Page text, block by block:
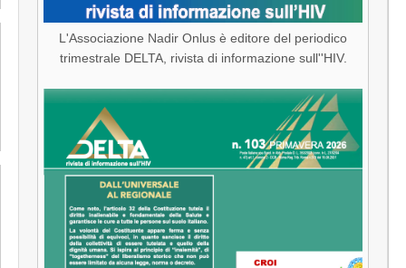
L'Associazione Nadir Onlus è editore del periodico
trimestrale DELTA, rivista di informazione sull''HIV.